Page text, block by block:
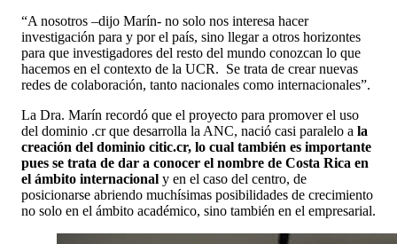
“A nosotros –dijo Marín- no solo nos interesa hacer
investigación para y por el país, sino llegar a otros horizontes
para que investigadores del resto del mundo conozcan lo que
hacemos en el contexto de la UCR. Se trata de crear nuevas
redes de colaboración, tanto nacionales como internacionales”.
La Dra. Marín recordó que el proyecto para promover el uso
del dominio .cr que desarrolla la ANC, nació casi paralelo a la
creación del dominio citic.cr, lo cual también es importante
pues se trata de dar a conocer el nombre de Costa Rica en
el ámbito internacional y en el caso del centro, de
posicionarse abriendo muchísimas posibilidades de crecimiento
no solo en el ámbito académico, sino también en el empresarial.